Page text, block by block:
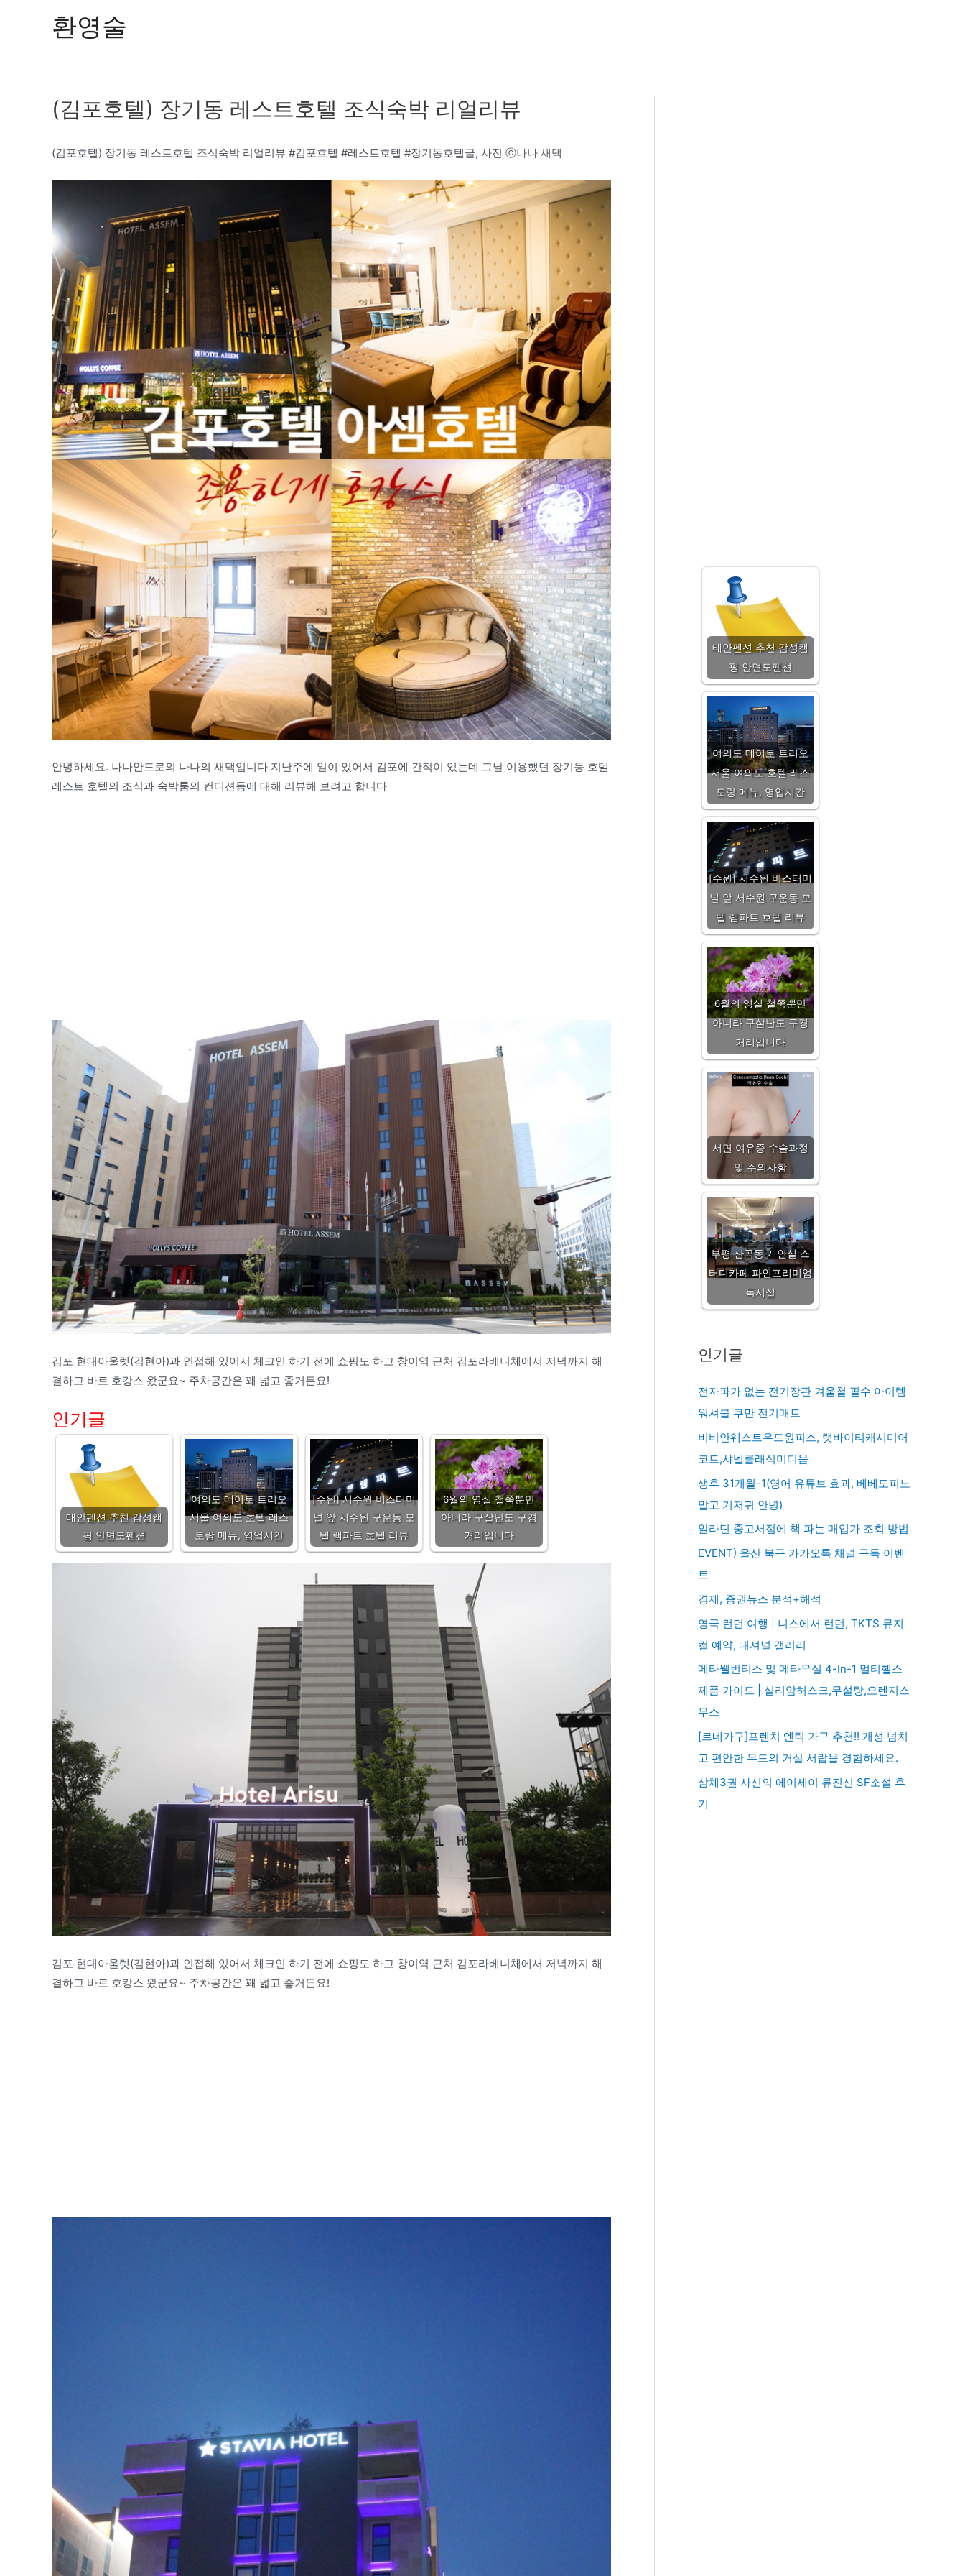
환영술
(김포호텔) 장기동 레스트호텔 조식숙박 리얼리뷰
(김포호텔) 장기동 레스트호텔 조식숙박 리얼리뷰 #김포호텔 #레스트호텔 #장기동호텔글, 사진 ⓒ나나 새댁
안녕하세요. 나나안드로의 나나의 새댁입니다 지난주에 일이 있어서 김포에 간적이 있는데 그날 이용했던 장기동 호텔
레스트 호텔의 조식과 숙박룸의 컨디션등에 대해 리뷰해 보려고 합니다
김포 현대아울렛(김현아)과 인접해 있어서 체크인 하기 전에 쇼핑도 하고 창이역 근처 김포라베니체에서 저녁까지 해
결하고 바로 호캉스 왔군요~ 주차공간은 꽤 넓고 좋거든요!
인기글
태안펜션 추천 감성캠
핑 안면도펜션
여의도 데이토 트리오
서울 여의도 호텔 레스
토랑 메뉴, 영업시간
[수원] 서수원 버스터미
널 앞 서수원 구운동 모
텔 램파트 호텔 리뷰
6월의 영실 철쭉뿐만
아니라 구살난도 구경
거리입니다
김포 현대아울렛(김현아)과 인접해 있어서 체크인 하기 전에 쇼핑도 하고 창이역 근처 김포라베니체에서 저녁까지 해
결하고 바로 호캉스 왔군요~ 주차공간은 꽤 넓고 좋거든요!
태안펜션 추천 감성캠
핑 안면도펜션
여의도 데이토 트리오
서울 여의도 호텔 레스
토랑 메뉴, 영업시간
[수원] 서수원 버스터미
널 앞 서수원 구운동 모
텔 램파트 호텔 리뷰
6월의 영실 철쭉뿐만
아니라 구살난도 구경
거리입니다
서면 여유증 수술과정
및 주의사항
부평 산곡동 개인실 스
터디카페 파인프리미엄
독서실
인기글
전자파가 없는 전기장판 겨울철 필수 아이템
워셔블 쿠만 전기매트
비비안웨스트우드원피스, 랫바이티캐시미어
코트,샤넬클래식미디움
생후 31개월-1(영어 유튜브 효과, 베베도피노
말고 기저귀 안녕)
알라딘 중고서점에 책 파는 매입가 조회 방법
EVENT) 울산 북구 카카오톡 채널 구독 이벤
트
경제, 증권뉴스 분석+해석
영국 런던 여행 | 니스에서 런던, TKTS 뮤지
컬 예약, 내셔널 갤러리
메타웰번티스 및 메타무실 4-In-1 멀티헬스
제품 가이드 | 실리암허스크,무설탕,오렌지스
무스
[르네가구]프렌치 엔틱 가구 추천!! 개성 넘치
고 편안한 무드의 거실 서랍을 경험하세요.
삼체3권 사신의 에이세이 류진신 SF소설 후
기